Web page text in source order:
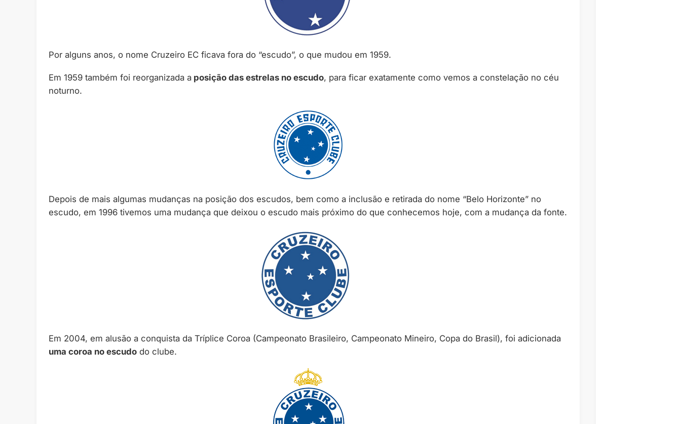
Por alguns anos, o nome Cruzeiro EC ficava fora do “escudo”, o que mudou em 1959.
Em 1959 também foi reorganizada a posição das estrelas no escudo, para ficar exatamente como vemos a constelação no céu
noturno.
Depois de mais algumas mudanças na posição dos escudos, bem como a inclusão e retirada do nome “Belo Horizonte” no
escudo, em 1996 tivemos uma mudança que deixou o escudo mais próximo do que conhecemos hoje, com a mudança da fonte.
Em 2004, em alusão a conquista da Tríplice Coroa (Campeonato Brasileiro, Campeonato Mineiro, Copa do Brasil), foi adicionada
uma coroa no escudo do clube.